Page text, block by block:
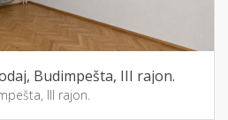
Budimpešta, III rajon.
III rajon.